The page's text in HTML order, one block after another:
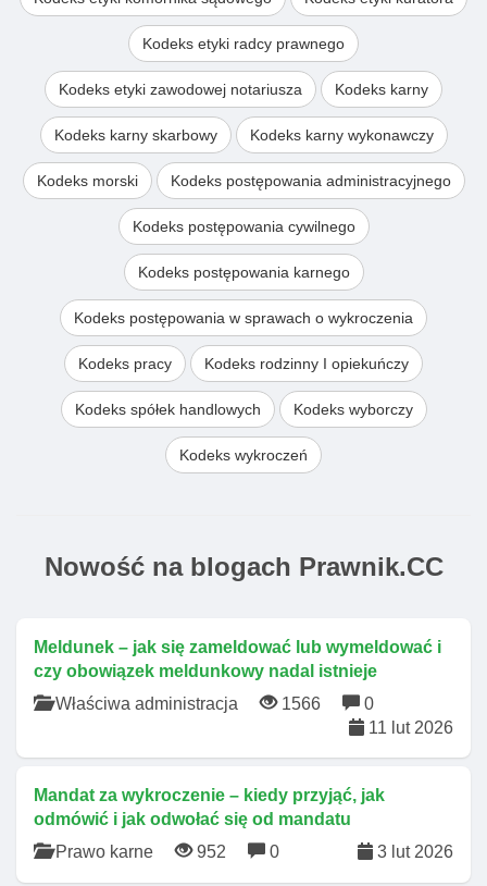
Kodeks etyki radcy prawnego
Kodeks etyki zawodowej notariusza Kodeks karny
Kodeks karny skarbowy Kodeks karny wykonawczy
Kodeks morski Kodeks postępowania administracyjnego
Kodeks postępowania cywilnego
Kodeks postępowania karnego
Kodeks postępowania w sprawach o wykroczenia
Kodeks pracy Kodeks rodzinny I opiekuńczy
Kodeks spółek handlowych Kodeks wyborczy
Kodeks wykroczeń
Nowość na blogach Prawnik.CC
Meldunek – jak się zameldować lub wymeldować i
czy obowiązek meldunkowy nadal istnieje
Właściwa administracja
1566
0
11 lut 2026
Mandat za wykroczenie – kiedy przyjąć, jak
odmówić i jak odwołać się od mandatu
Prawo karne
952 0 3 lut 2026